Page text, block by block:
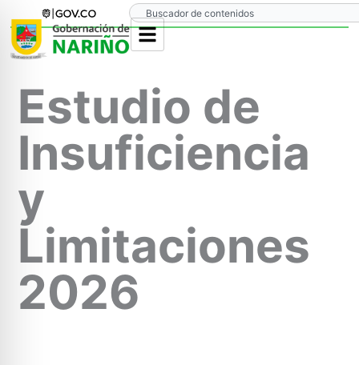
contenido
Search
Estudio de
Insuficiencia
y
Limitaciones
2026